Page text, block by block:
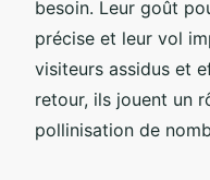
besoin. Leur goût
précise et leur vol
visiteurs assidus et
retour, ils jouent un
pollinisation de